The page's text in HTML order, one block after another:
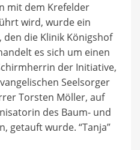
mit dem Krefelder
wird, wurde ein
die Klinik Königshof
es sich um einen
der Initiative,
Seelsorger
Torsten Möller, auf
des Baum- und
getauft wurde. “Tanja”